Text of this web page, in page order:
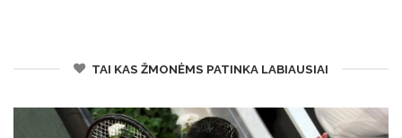
TAI KAS ŽMONĖMS PATINKA LABIAUSIAI